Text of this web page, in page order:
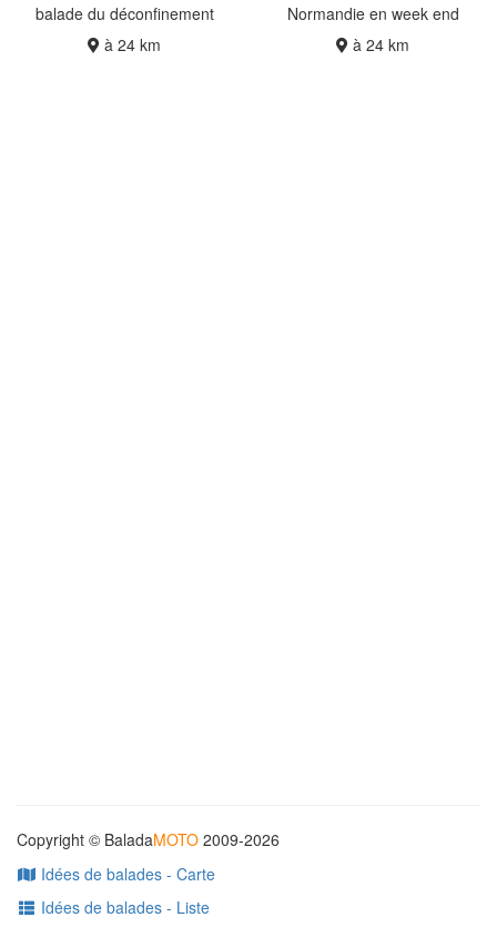
balade du déconfinement
à 24 km
Normandie en week end
à 24 km
Copyright © BaladaMOTO 2009-2026
Idées de balades - Carte
Idées de balades - Liste